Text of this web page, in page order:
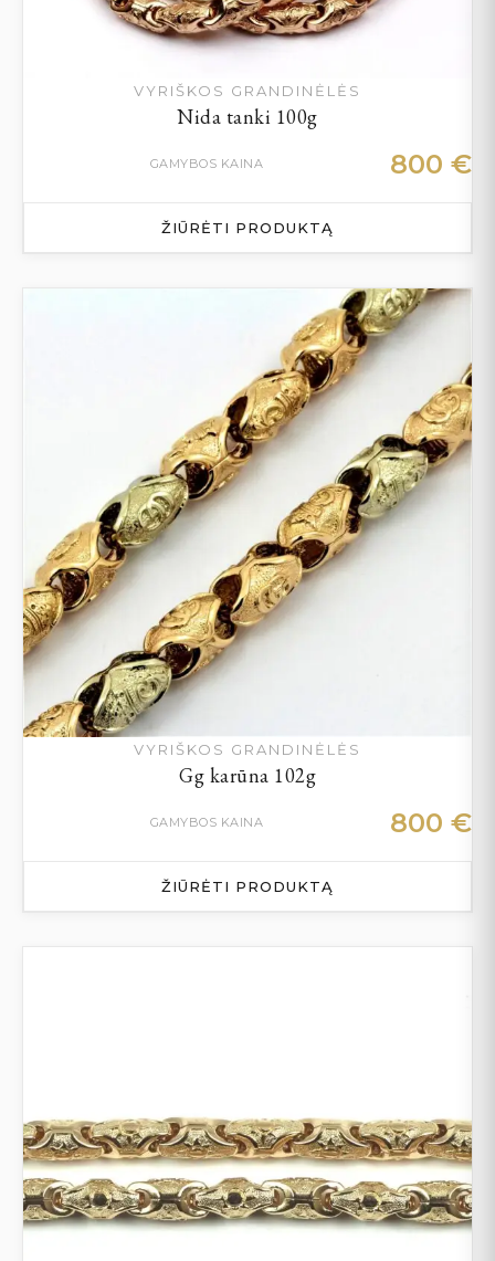
VYRIŠKOS GRANDINĖLĖS
Nida tanki 100g
GAMYBOS KAINA 800 €
ŽIŪRĖTI PRODUKTĄ
VYRIŠKOS GRANDINĖLĖS
Gg karūna 102g
GAMYBOS KAINA 800 €
ŽIŪRĖTI PRODUKTĄ